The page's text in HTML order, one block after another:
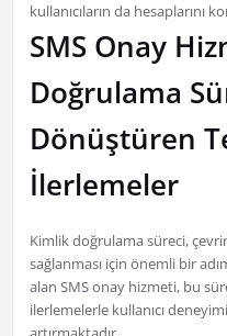
kullanıcıların da hesaplarını
SMS Onay
Doğrulama
Dönüştüren
İlerlemeler
Kimlik doğrulama süreci,
sağlanması için önemli bir
alan SMS onay hizmeti, bu
ilerlemelerle kullanıcı